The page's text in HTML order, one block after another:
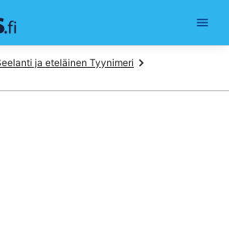
ja eteläinen Tyynimeri